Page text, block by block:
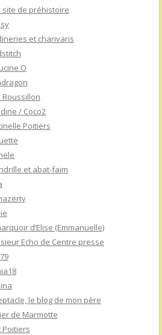
site de préhistoire
et charivaris
O
Roussillon
/ Coco2
Poitiers
et abat-faim
d’Elise (Emmanuelle)
Echo de Centre presse
le blog de mon père
de Marmotte
Poitiers